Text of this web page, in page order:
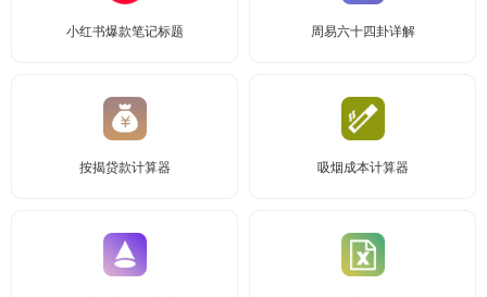
小红书爆款笔记标题 周易六十四卦详解
按揭贷款计算器 吸烟成本计算器